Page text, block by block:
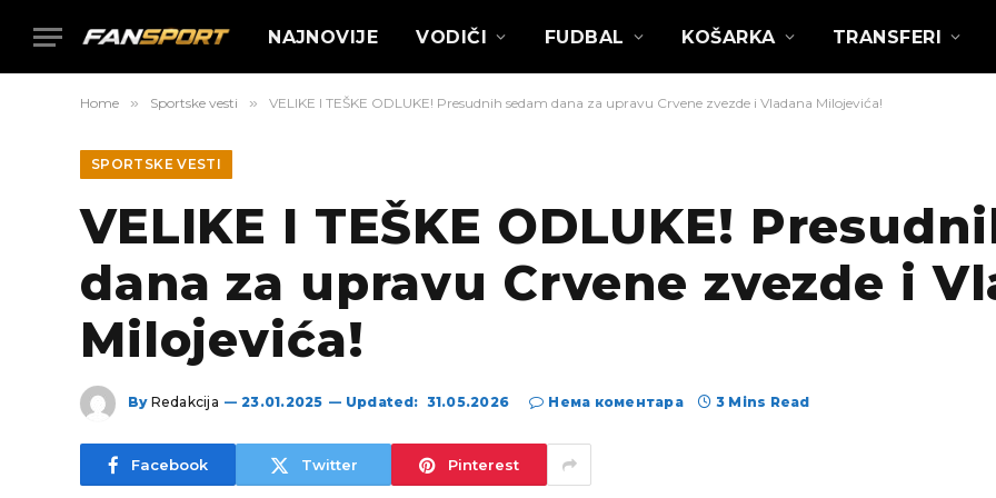
NAJNOVIJE VODIČI FUDBAL KOŠARKA TRANSFERI
Home » Sportske vesti » VELIKE I TEŠKE ODLUKE! Presudnih sedam dana za upravu Crvene zvezde i Vladana Milojevića!
SPORTSKE VESTI
VELIKE I TEŠKE ODLUKE!
dana za upravu Crvene zvezde i
Milojevića!
By Redakcija 23.01.2025 Updated: 31.05.2026 Нема коментара 3 Mins Read
Facebook Twitter Pinterest